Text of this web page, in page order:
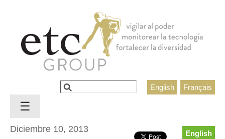
Français
English
Formulario de búsqueda
Buscar
English
Diciembre 10, 2013
☰